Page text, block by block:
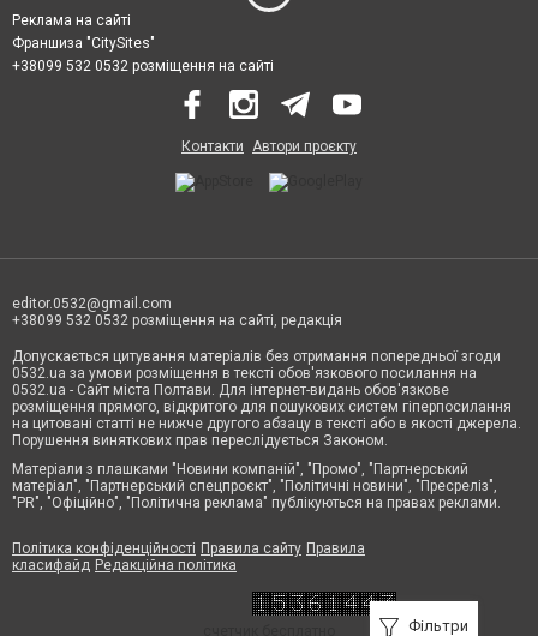
Фільтри
Реклама на сайті
Франшиза "CitySites"
+38099 532 0532 розміщення на сайті
Контакти Автори проєкту
editor.0532@gmail.com
+38099 532 0532 розміщення на сайті, редакція
Допускається цитування матеріалів без отримання попередньої згоди
0532.ua за умови розміщення в тексті обов'язкового посилання на
0532.ua - Сайт міста Полтави. Для інтернет-видань обов'язкове
розміщення прямого, відкритого для пошукових систем гіперпосилання
на цитовані статті не нижче другого абзацу в тексті або в якості джерела.
Порушення виняткових прав переслідується Законом.
Матеріали з плашками "Новини компаній", "Промо", "Партнерський
матеріал", "Партнерський спецпроєкт", "Політичні новини", "Пресреліз",
"PR", "Офіційно", "Політична реклама" публікуються на правах реклами.
Політика конфіденційності Правила сайту Правила
класифайд Редакційна політика